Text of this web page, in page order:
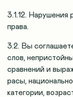
3.1.12.
права.
3.2. Вы
слов,
сравнений и
расы,
категории,